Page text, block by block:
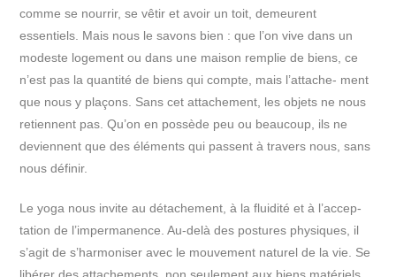
comme se nourrir, se vêtir et avoir un toit, demeurent
essentiels. Mais nous le savons bien : que l’on vive dans un
modeste logement ou dans une maison remplie de biens, ce
n’est pas la quantité de biens qui compte, mais l’attache- ment
que nous y plaçons. Sans cet attachement, les objets ne nous
retiennent pas. Qu’on en possède peu ou beaucoup, ils ne
deviennent que des éléments qui passent à travers nous, sans
nous définir.
Le yoga nous invite au détachement, à la fluidité et à l’accep-
tation de l’impermanence. Au-delà des postures physiques, il
s’agit de s’harmoniser avec le mouvement naturel de la vie. Se